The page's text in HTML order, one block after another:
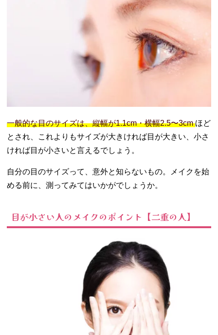
ンで目の横
− まつ毛は
中央部分を
アップ
のメイクのポイ
ント【一重の
ドウは縦の
グラデーシ
一般的な目のサイズは、縦幅が1.1cm・横幅2.5〜3cmほど
とされ、これよりもサイズが大きければ目が大きい、小さ
ければ目が小さいと言えるでしょう。
自分の目のサイズって、意外と知らないもの。メイクを始
める前に、測ってみてはいかがでしょうか。
目が小さい人のメイクのポイント【二重の人】